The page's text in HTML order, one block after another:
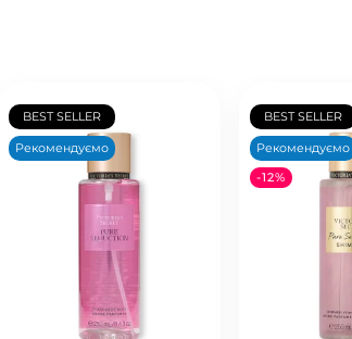
BEST SELLER
Рекомендуємо
BEST SELLER
Рекомендуємо
-12%